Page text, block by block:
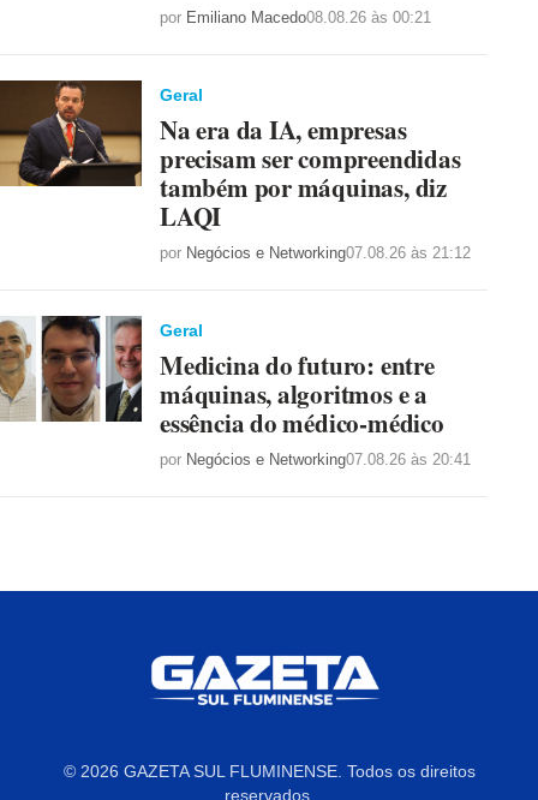
por Emiliano Macedo08.08.26 às 00:21
Geral
Na era da IA, empresas
precisam ser compreendidas
também por máquinas, diz
LAQI
por Negócios e Networking07.08.26 às 21:12
Geral
Medicina do futuro: entre
máquinas, algoritmos e a
essência do médico-médico
por Negócios e Networking07.08.26 às 20:41
© 2026 GAZETA SUL FLUMINENSE. Todos os direitos
reservados.